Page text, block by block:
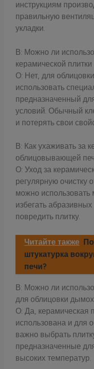
инструкциям
правильную
укладки.
В: Можно ли
керамической
О: Нет, для
использовать
предназначенный
условий. Обычный
и потерять свои
В: Как ухаживать за
облицовывающей
О: Уход за
регулярную очистку
можно использовать
избегать
повредить плитку.
Читайте также
штукатурка
печи?
В: Можно ли
для облицовки
О: Да, керамическая
использована и для
важно выбрать
предназначенные
высоких температур.